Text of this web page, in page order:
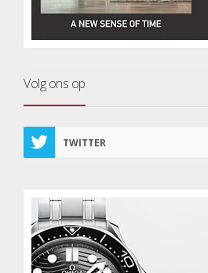
Volg ons op
TWITTER